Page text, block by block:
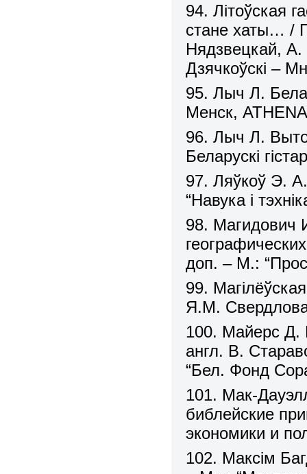
94. Літоўская
стане хаты… /
Нядзвецкай, А.
Дзячкоўскі –
95. Лыч Л.
Менск,
96. Лыч Л.
Беларускі
97. Ляўкоў Э.
“Навука і
98. Магидович
доп. – М.:
99.
Я.М.
100. Майерс Д.
англ. В.
“Бел. Фонд
101. Мак-
библейские
экономики и
102. Максім